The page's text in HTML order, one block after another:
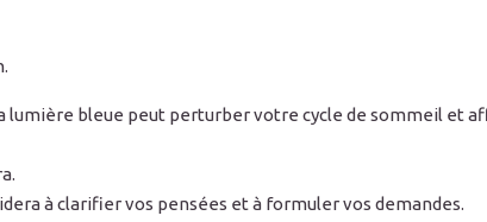
lumière bleue peut perturber votre cycle de sommeil et
à clarifier vos pensées et à formuler vos demandes.